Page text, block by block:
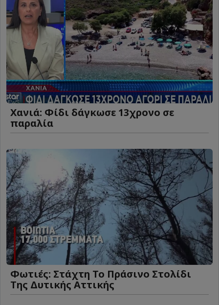
Χανιά: Φίδι δάγκωσε 13χρονο σε
παραλία
Φωτιές: Στάχτη Το Πράσινο Στολίδι
Της Δυτικής Αττικής